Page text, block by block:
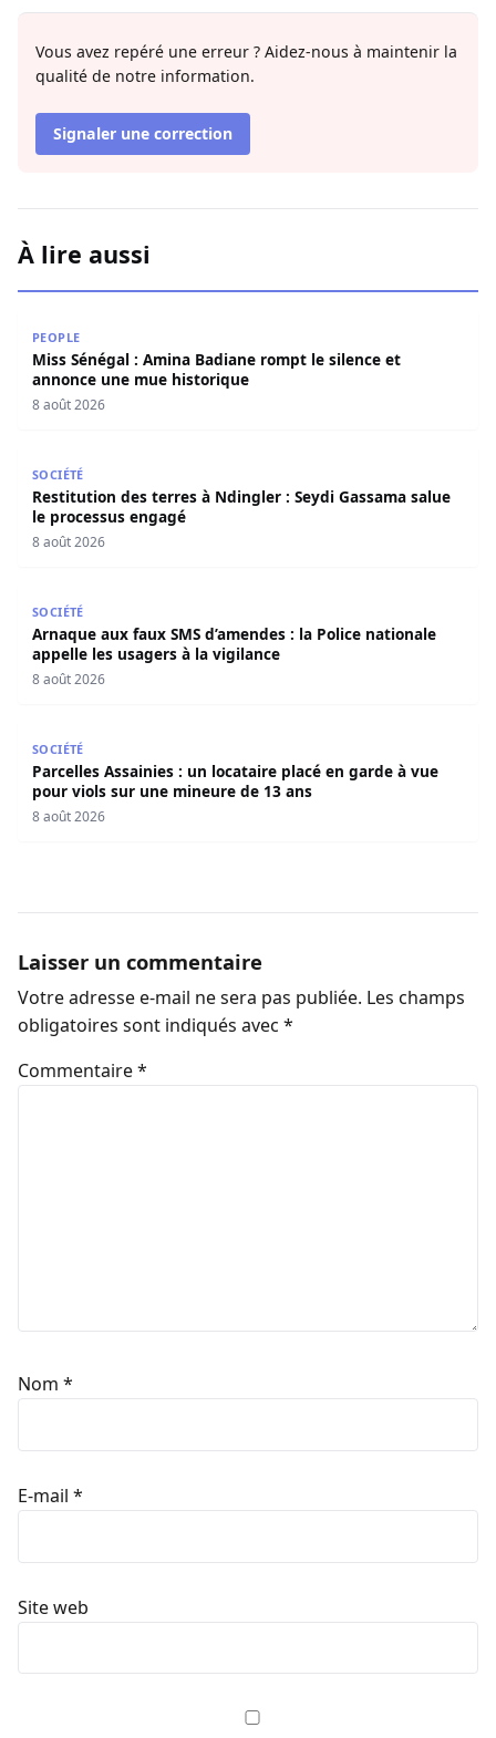
Vous avez repéré une erreur ? Aidez-nous à maintenir la
qualité de notre information.
Signaler une correction
À lire aussi
PEOPLE
Miss Sénégal : Amina Badiane rompt le silence et
annonce une mue historique
8 août 2026
SOCIÉTÉ
Restitution des terres à Ndingler : Seydi Gassama salue
le processus engagé
8 août 2026
SOCIÉTÉ
Arnaque aux faux SMS d’amendes : la Police nationale
appelle les usagers à la vigilance
8 août 2026
SOCIÉTÉ
Parcelles Assainies : un locataire placé en garde à vue
pour viols sur une mineure de 13 ans
8 août 2026
Laisser un commentaire
Votre adresse e-mail ne sera pas publiée. Les champs
obligatoires sont indiqués avec *
Commentaire*
Nom *
E-mail *
Site web